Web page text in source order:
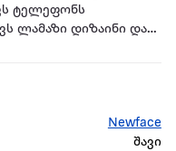
ტელეფონს
ლამაზი დიზაინი და
Newface
შავი